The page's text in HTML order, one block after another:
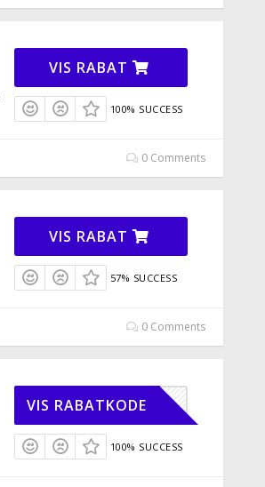
VIS RABAT
100% SUCCESS
0 Comments
VIS RABAT
57% SUCCESS
0 Comments
ACTIVE5
VIS RABATKODE
100% SUCCESS